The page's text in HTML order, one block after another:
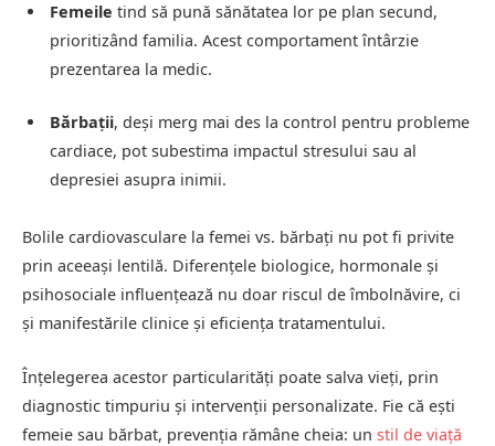
Femeile tind să pună sănătatea lor pe plan secund,
prioritizând familia. Acest comportament întârzie
prezentarea la medic.
Bărbații, deși merg mai des la control pentru probleme
cardiace, pot subestima impactul stresului sau al
depresiei asupra inimii.
Bolile cardiovasculare la femei vs. bărbați nu pot fi privite
prin aceeași lentilă. Diferențele biologice, hormonale și
psihosociale influențează nu doar riscul de îmbolnăvire, ci
și manifestările clinice și eficiența tratamentului.
Înțelegerea acestor particularități poate salva vieți, prin
diagnostic timpuriu și intervenții personalizate. Fie că ești
femeie sau bărbat, prevenția rămâne cheia: un stil de viață